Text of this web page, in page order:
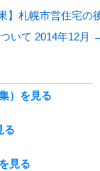
】札幌市営住宅の
いて 2014年12月
）を見る
る
見る